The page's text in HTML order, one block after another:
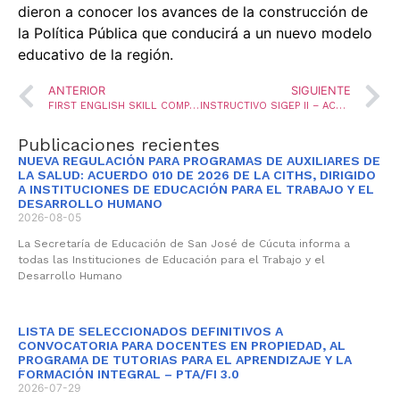
dieron a conocer los avances de la construcción de
la Política Pública que conducirá a un nuevo modelo
educativo de la región.
ANTERIOR
FIRST ENGLISH SKILL COMPETITION SEM-CUCUTA 2023
SIGUIENTE
INSTRUCTIVO SIGEP II – ACTUALIZACIÓN DE LA HOJA DE VIDA Y REGISTRO DE LA DECLARACIÓN DE BIENES Y RENTAS 2022
Publicaciones recientes
NUEVA REGULACIÓN PARA PROGRAMAS DE AUXILIARES DE
LA SALUD: ACUERDO 010 DE 2026 DE LA CITHS, DIRIGIDO
A INSTITUCIONES DE EDUCACIÓN PARA EL TRABAJO Y EL
DESARROLLO HUMANO
2026-08-05
La Secretaría de Educación de San José de Cúcuta informa a
todas las Instituciones de Educación para el Trabajo y el
Desarrollo Humano
LISTA DE SELECCIONADOS DEFINITIVOS A
CONVOCATORIA PARA DOCENTES EN PROPIEDAD, AL
PROGRAMA DE TUTORIAS PARA EL APRENDIZAJE Y LA
FORMACIÓN INTEGRAL – PTA/FI 3.0
2026-07-29